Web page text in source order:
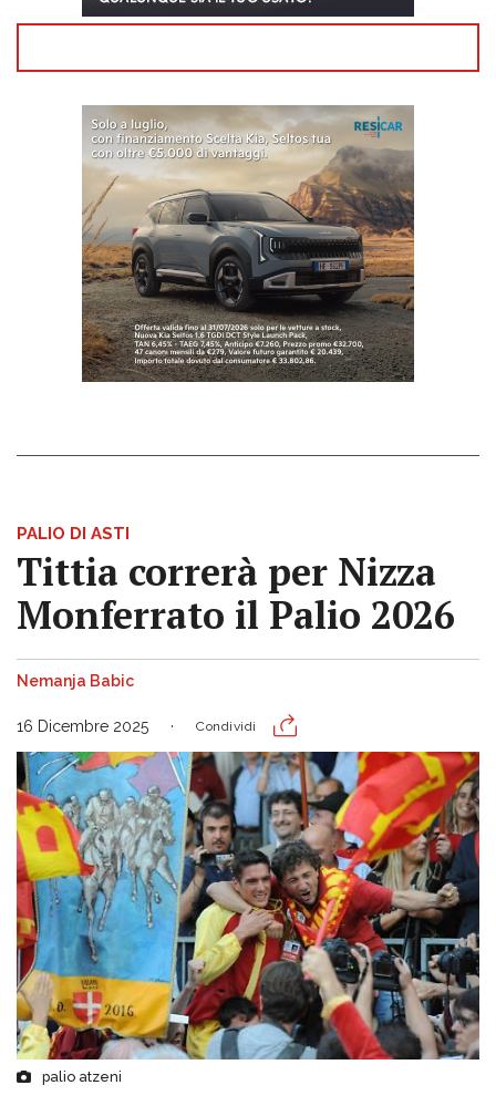
PALIO DI ASTI
Tittia correrà per Nizza
Monferrato il Palio 2026
Nemanja Babic
16 Dicembre 2025 Condividi
palio atzeni